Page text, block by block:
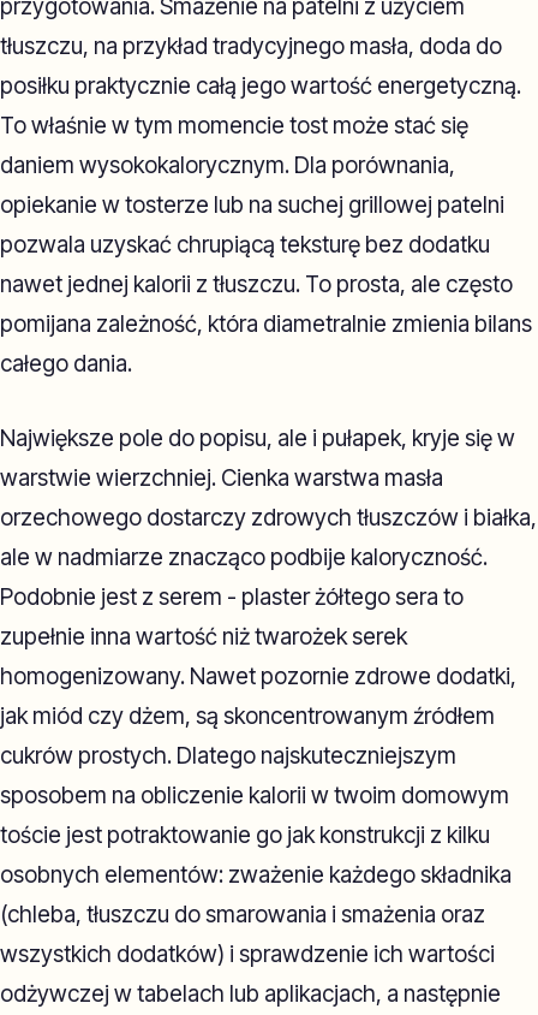
przygotowania. Smażenie na patelni z użyciem
tłuszczu, na przykład tradycyjnego masła, doda do
posiłku praktycznie całą jego wartość energetyczną.
To właśnie w tym momencie tost może stać się
daniem wysokokalorycznym. Dla porównania,
opiekanie w tosterze lub na suchej grillowej patelni
pozwala uzyskać chrupiącą teksturę bez dodatku
nawet jednej kalorii z tłuszczu. To prosta, ale często
pomijana zależność, która diametralnie zmienia bilans
całego dania.
Największe pole do popisu, ale i pułapek, kryje się w
warstwie wierzchniej. Cienka warstwa masła
orzechowego dostarczy zdrowych tłuszczów i białka,
ale w nadmiarze znacząco podbije kaloryczność.
Podobnie jest z serem - plaster żółtego sera to
zupełnie inna wartość niż twarożek serek
homogenizowany. Nawet pozornie zdrowe dodatki,
jak miód czy dżem, są skoncentrowanym źródłem
cukrów prostych. Dlatego najskuteczniejszym
sposobem na obliczenie kalorii w twoim domowym
toście jest potraktowanie go jak konstrukcji z kilku
osobnych elementów: zważenie każdego składnika
(chleba, tłuszczu do smarowania i smażenia oraz
wszystkich dodatków) i sprawdzenie ich wartości
odżywczej w tabelach lub aplikacjach, a następnie